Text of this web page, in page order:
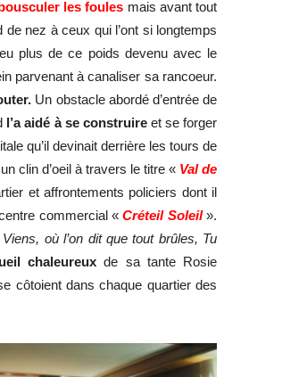
les foules mais avant tout
nez à ceux qui l’ont si longtemps
plus de ce poids devenu avec le
parvenant à canaliser sa rancoeur.
Un obstacle abordé d’entrée de
l’a aidé à se construireet se forger
qu’il devinait derrière les tours de
clin d’oeil à travers le titre « Val de
et affrontements policiers dont il
commercial «Créteil Soleil».
Viens, où l’on dit que tout brûles, Tu
chaleureux de sa tante Rosie
côtoient dans chaque quartier des